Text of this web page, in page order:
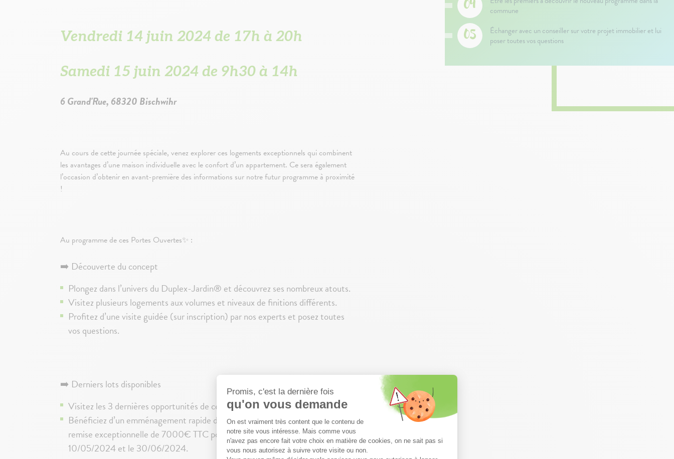
Vendredi 14 juin 2024 de 17h à 20h
Samedi 15 juin 2024 de 9h30 à 14h
6 Grand'Rue, 68320 Bischwihr
Au cours de cette journée spéciale, venez explorer ces logements exceptionnels qui combinent
les avantages d’une maison individuelle avec le confort d’un appartement. Ce sera également
l’occasion d’obtenir en avant-première des informations sur notre futur programme à proximité
!
Au programme de ces Portes Ouvertes✨ :
➡️ Découverte du concept
Plongez dans l’univers du Duplex-Jardin® et découvrez ses nombreux atouts.
Visitez plusieurs logements aux volumes et niveaux de finitions différents.
Profitez d’une visite guidée (sur inscription) par nos experts et posez toutes
vos questions.
➡️ Derniers lots disponibles
Visitez les 3 dernières opportunités de ce programme et projetez-vous.
Bénéficiez d’un emménagement rapide dans votre nouveau logement et d’une
remise exceptionnelle de 7000€ TTC pour toute réservation entre le
10/05/2024 et le 30/06/2024.
commune
Échanger avec un conseiller sur votre projet immobilier et lui
poser toutes vos questions